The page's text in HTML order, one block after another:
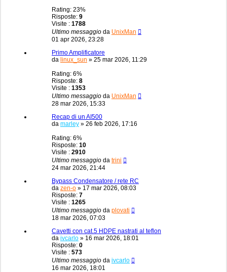
Rating: 23%
Risposte: 9
Visite : 1788
Ultimo messaggio da UnixMan
01 apr 2026, 23:28
Primo Amplificatore
da linux_sun » 25 mar 2026, 11:29
Rating: 6%
Risposte: 8
Visite : 1353
Ultimo messaggio da UnixMan
28 mar 2026, 15:33
Recap di un AI500
da marley » 26 feb 2026, 17:16
Rating: 6%
Risposte: 10
Visite : 2910
Ultimo messaggio da trini
24 mar 2026, 21:44
Bypass Condensatore / rete RC
da zen-o » 17 mar 2026, 08:03
Risposte: 7
Visite : 1265
Ultimo messaggio da plovati
18 mar 2026, 07:03
Cavetti con cat.5 HDPE nastrati al teflon
da ivcarlo » 16 mar 2026, 18:01
Risposte: 0
Visite : 573
Ultimo messaggio da ivcarlo
16 mar 2026, 18:01